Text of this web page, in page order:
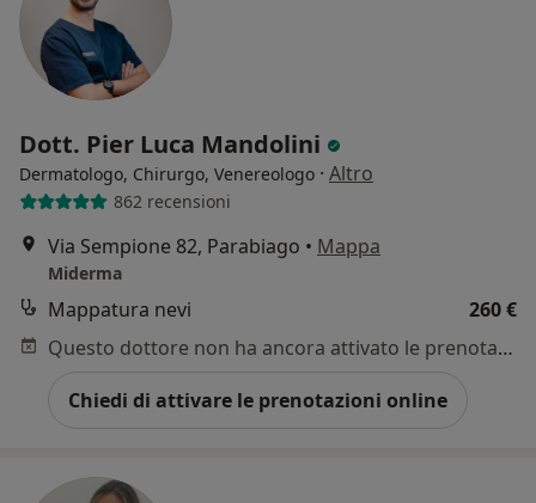
Dott. Pier Luca Mandolini
Dermatologo, Chirurgo, Venereologo · Altro
862 recensioni
Via Sempione 82, Parabiago • Mappa
Miderma
Mappatura nevi
260 €
Questo dottore non ha ancora attivato le prenotazioni online presso questo indirizzo.
Chiedi di attivare le prenotazioni online